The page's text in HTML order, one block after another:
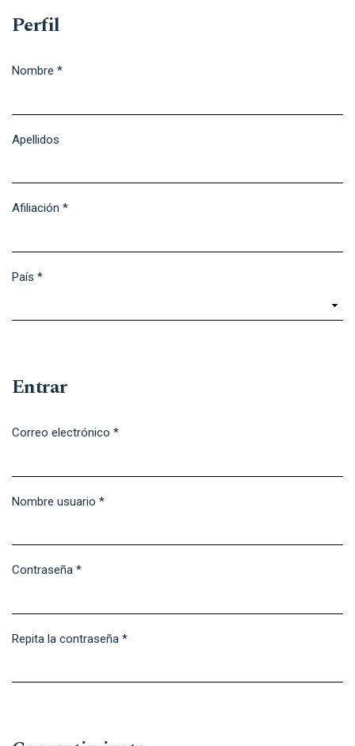
Perfil
Nombre *
Apellidos
Afiliación *
País *
Entrar
Correo electrónico *
Nombre usuario *
Contraseña *
Repita la contraseña *